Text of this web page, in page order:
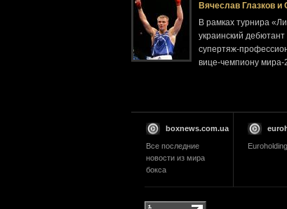
Вячеслав Глазков
В рамках турнира
украинский
супертяж-
вице-чемпиону мира-
boxnews.com.ua
Все последние
новости из мира
бокса